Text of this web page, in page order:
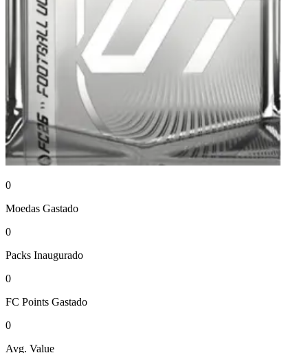
0
Moedas Gastado
0
Packs Inaugurado
0
FC Points Gastado
0
Avg. Value